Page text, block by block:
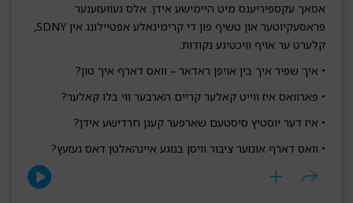
אסאך עקספיריענס מיט היימישע אידן. אלס געוועזענער
פראסעקיוטער און טשיף פון די קרימינאלע אפטיילונג אין SDNY,
קלערט ער אויף וויכטיגע נקודות:
• איך שפיר איך בין אויפן ראדאר – וואס דארף איך טון?
• פארוואס איז ווייט קאלער קריים הארבער ווי בלו קאלער?
• איז דער יוסטיץ סיסטעם שארפער קעגן חרדישע אידן?
• וואס דארף אונזער ציבור וויסן בנוגע איינהאלטן דאס געזעץ?